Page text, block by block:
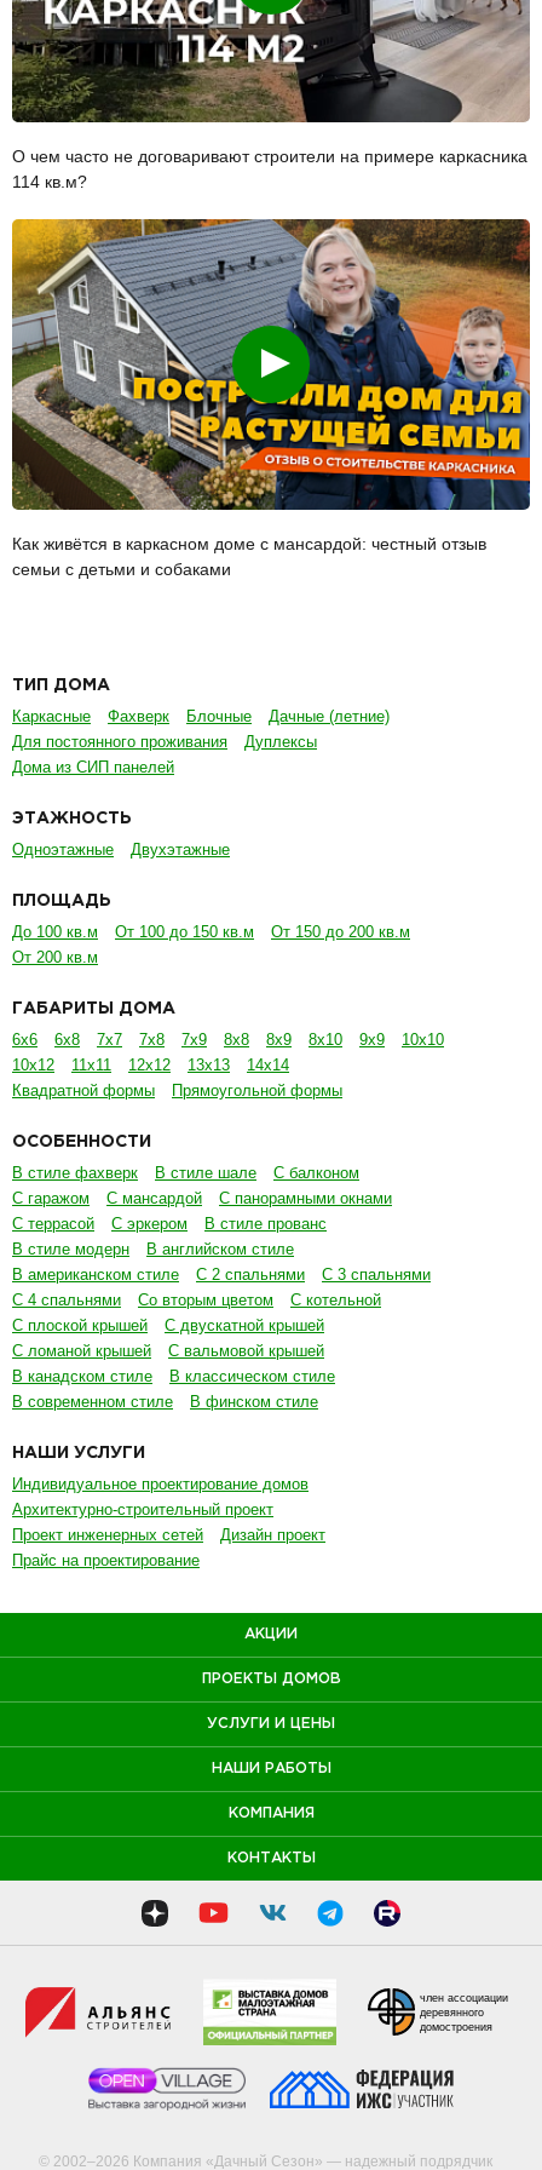
О чем часто не договаривают строители на примере каркасника
114 кв.м?
Смотреть
Как живётся в каркасном доме с мансардой: честный отзыв
семьи с детьми и собаками
ТИП ДОМА
Каркасные Фахверк Блочные
Дачные (летние)
Для постоянного проживания
Дуплексы
Дома из СИП панелей
ЭТАЖНОСТЬ
Одноэтажные Двухэтажные
ПЛОЩАДЬ
До 100 кв.м От 100 до 150 кв.м
От 150 до 200 кв.м
От 200 кв.м
ГАБАРИТЫ ДОМА
6х6 6х8 7х7 7х8 7х9 8х8 8х9 8х10 9х9
10х10
10х12
11х11 12х12 13х13
14х14
Квадратной формы
Прямоугольной формы
ОСОБЕННОСТИ
В стиле фахверк В стиле шале
С балконом
С гаражом
С мансардой
С панорамными окнами
С террасой
С эркером
В стиле прованс
В стиле модерн
В английском стиле
В американском стиле
С 2 спальнями
С 3 спальнями
С 4 спальнями
Со вторым цветом
С котельной
С плоской крышей
С двускатной крышей
С ломаной крышей
С вальмовой крышей
В канадском стиле
В классическом стиле
В современном стиле
В финском стиле
НАШИ УСЛУГИ
Индивидуальное проектирование домов
Архитектурно-строительный проект
Проект инженерных сетей
Дизайн проект
Прайс на проектирование
АКЦИИ
ПРОЕКТЫ ДОМОВ
УСЛУГИ И ЦЕНЫ
НАШИ РАБОТЫ
КОМПАНИЯ
КОНТАКТЫ
© 2002–2026 Компания «Дачный Сезон» — надежный подрядчик
член ассоциации
деревянного
домостроения